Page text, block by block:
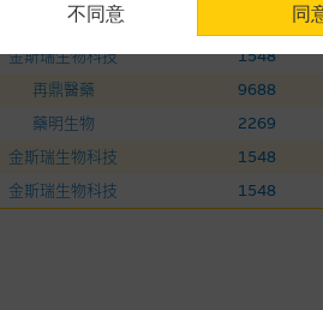
相關資產 相關資產代號
金斯瑞生物科技 1548
再鼎醫藥 9688
藥明生物 2269
金斯瑞生物科技 1548
金斯瑞生物科技 1548
來源，且均以真誠提供。惟麥格理集團並無
義務更新網站內容，或修正任何其後變為明
我們相信的假設及參數而預備的，不構成我
分析為準確、完整或合理。我們不作陳述，
所示日期時認為可靠之來源，且均以真誠提
，亦不為資料的準確程度、完整性及合時
何合約的根據，以購買或銷售任何證券、
不同意 同